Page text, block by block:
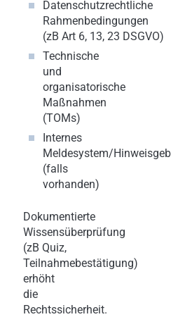
Datenschutzrechtliche
Rahmenbedingungen
(zB Art 6, 13, 23 DSGVO)
Technische
und
organisatorische
Maßnahmen
(TOMs)
Internes
Meldesystem/
(falls
vorhanden)
Dokumentierte
Wissensüberprüfung
(zB Quiz,
Teilnahmebestätigung)
erhöht
die
Rechtssicherheit.